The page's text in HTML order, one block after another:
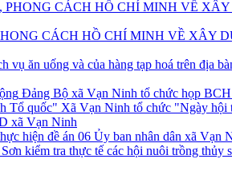
CÁCH HỒ CHÍ MINH VỀ
Đảng Bộ xã Vạn Ninh tổ chức họp
Xã Vạn Ninh tổ chức "Ngày hội
xã Vạn Ninh
Ủy ban nhân dân xã Vạn